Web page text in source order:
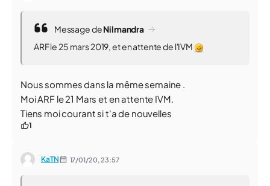
Message deNilmandra
ARF le 25 mars 2019, et en attente de l'IVM
Nous sommes dans la même semaine .
Moi ARF le 21 Mars et en attente IVM.
Tiens moi courant si t'a de nouvelles
1
KaTN 17/01/20,23:57